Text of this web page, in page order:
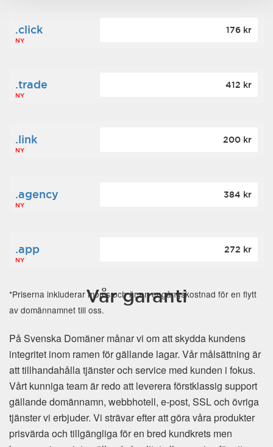
.click
NY
176 kr
.trade
NY
412 kr
.link
NY
200 kr
.agency
NY
384 kr
.app
NY
272 kr
*Priserna inkluderar moms och är en engångskostnad för en flytt
av domännamnet till oss.
Vår garanti
På Svenska Domäner månar vi om att skydda kundens
integritet inom ramen för gällande lagar. Vår målsättning är
att tillhandahålla tjänster och service med kunden i fokus.
Vårt kunniga team är redo att leverera förstklassig support
gällande domännamn, webbhotell, e-post, SSL och övriga
tjänster vi erbjuder. Vi strävar efter att göra våra produkter
prisvärda och tillgängliga för en bred kundkrets men